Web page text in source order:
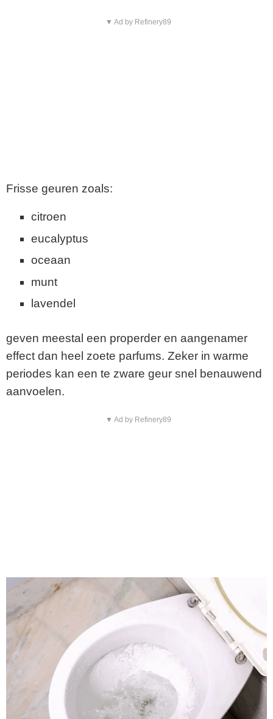
▼ Ad by Refinery89
Frisse geuren zoals:
citroen
eucalyptus
oceaan
munt
lavendel
geven meestal een properder en aangenamer
effect dan heel zoete parfums. Zeker in warme
periodes kan een te zware geur snel benauwend
aanvoelen.
▼ Ad by Refinery89